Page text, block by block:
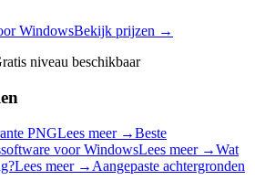
WindowsBekijk prijzen →
niveau beschikbaar
PNGLees meer→Beste
voor WindowsLees meer→Wat
Lees meer→ Aangepaste achtergronden